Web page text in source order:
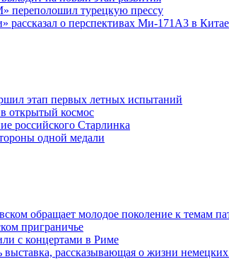
переполошил турецкую прессу
рассказал о перспективах Ми-171А3 в Китае
этап первых летных испытаний
открытый космос
российского Старлинка
одной медали
обращает молодое поколение к темам
приграничье
с концертами в Риме
выставка, рассказывающая о жизни